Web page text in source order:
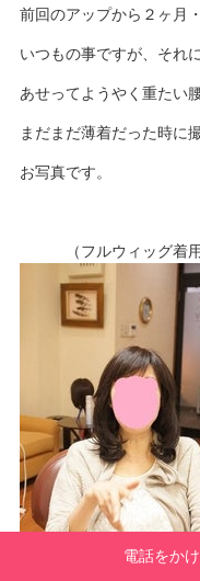
前回のアップから２ヶ月
いつもの事ですが、それ
あせってようやく重たい
まだまだ薄着だった時に
お写真です。
（フルウィッグ着用
今日はいつものメンテナ
電話をか